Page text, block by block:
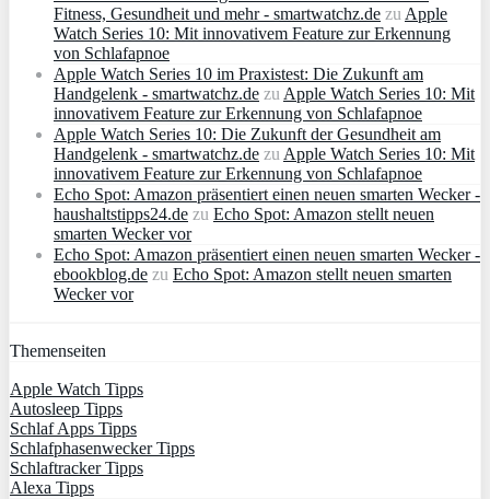
Fitness, Gesundheit und mehr - smartwatchz.de zu Apple
Watch Series 10: Mit innovativem Feature zur Erkennung
von Schlafapnoe
Apple Watch Series 10 im Praxistest: Die Zukunft am
Handgelenk - smartwatchz.de zu Apple Watch Series 10: Mit
innovativem Feature zur Erkennung von Schlafapnoe
Apple Watch Series 10: Die Zukunft der Gesundheit am
Handgelenk - smartwatchz.de zu Apple Watch Series 10: Mit
innovativem Feature zur Erkennung von Schlafapnoe
Echo Spot: Amazon präsentiert einen neuen smarten Wecker -
haushaltstipps24.de zu Echo Spot: Amazon stellt neuen
smarten Wecker vor
Echo Spot: Amazon präsentiert einen neuen smarten Wecker -
ebookblog.de zu Echo Spot: Amazon stellt neuen smarten
Wecker vor
Themenseiten
Apple Watch Tipps
Autosleep Tipps
Schlaf Apps Tipps
Schlafphasenwecker Tipps
Schlaftracker Tipps
Alexa Tipps